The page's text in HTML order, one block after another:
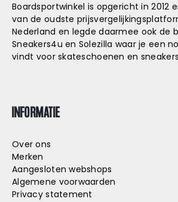
Boardsportwinkel is opgericht in 2012
van de oudste
Nederland en legde daarmee ook de
Sneakers4u en Solezilla waar je een
vindt voor skateschoenen en
INFORMATIE
Over ons
Merken
Aangesloten webshops
Algemene voorwaarden
Privacy statement